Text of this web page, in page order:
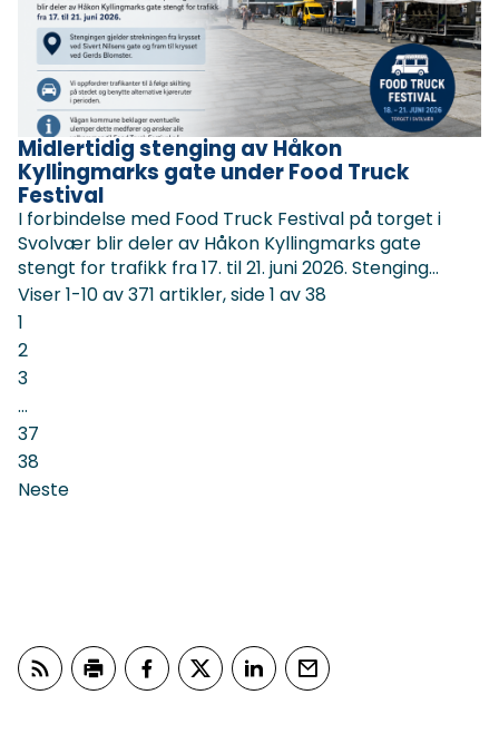
Midlertidig stenging av Håkon
Kyllingmarks gate under Food Truck
Festival
I forbindelse med Food Truck Festival på torget i
Svolvær blir deler av Håkon Kyllingmarks gate
stengt for trafikk fra 17. til 21. juni 2026. Stenging...
Viser1-10av371 artikler,side1 av38
1
2
3
...
37
38
Neste